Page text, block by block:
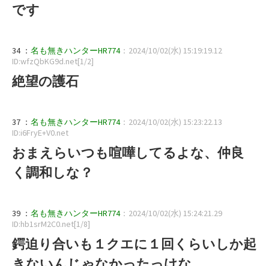
です
34 ： 名も無きハンターHR774：2024/10/02(水) 15:19:19.12
ID:wfzQbKG9d.net[1/2]
絶望の護石
37 ： 名も無きハンターHR774：2024/10/02(水) 15:23:22.13
ID:i6FryE+V0.net
おまえらいつも喧嘩してるよな、仲良
く調和しな？
39 ： 名も無きハンターHR774：2024/10/02(水) 15:24:21.29
ID:hb1srM2C0.net[1/8]
鍔迫り合いも１クエに１回くらいしか起